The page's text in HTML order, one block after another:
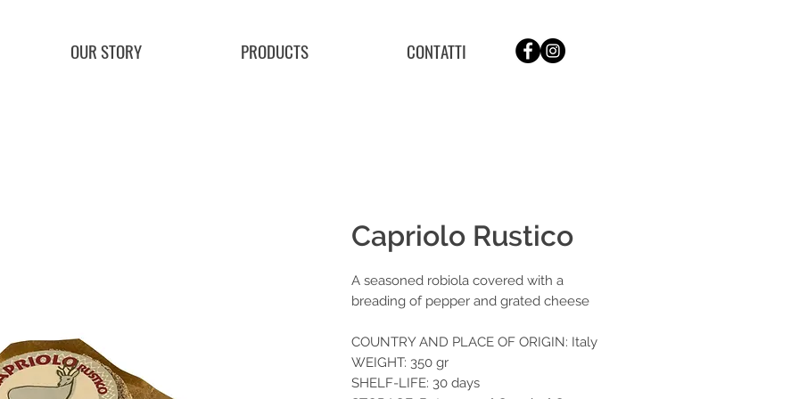
OUR STORY PRODUCTS CONTATTI
Capriolo Rustico
A seasoned robiola covered with a
breading of pepper and grated cheese
COUNTRY AND PLACE OF ORIGIN: Italy
WEIGHT: 350 gr
SHELF-LIFE: 30 days